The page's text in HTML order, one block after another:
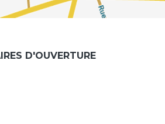
D'OUVERTURE